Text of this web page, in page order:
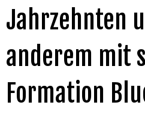
Jahrzehnten
anderem mit
Formation